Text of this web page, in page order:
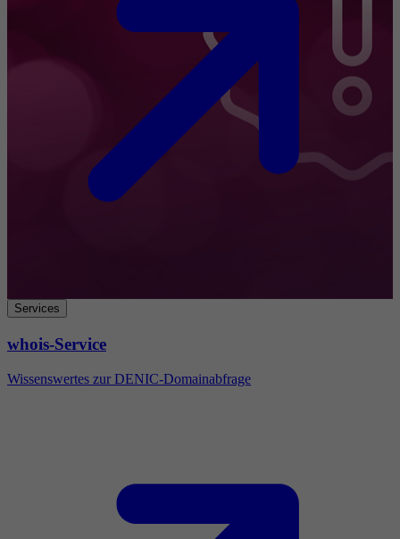
Services
whois-Service
Wissenswertes zur DENIC-Domainabfrage